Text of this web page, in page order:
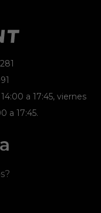
a 17:45, viernes
a 17:45.